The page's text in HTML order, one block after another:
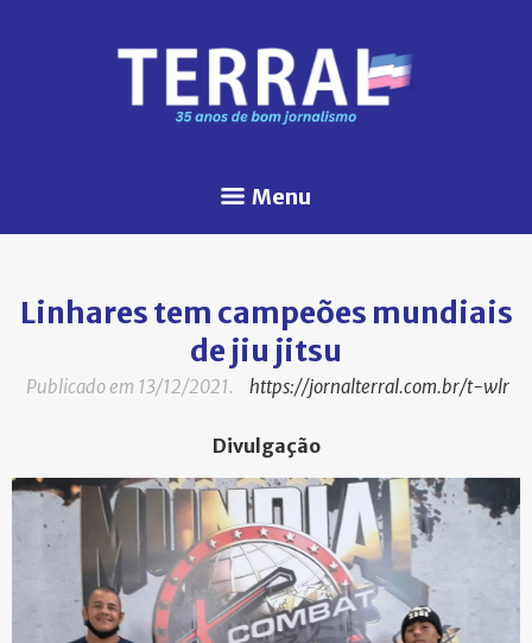
Menu
Linhares tem campeões mundiais
de jiu jitsu
Publicado em 13/12/2021. https://jornalterral.com.br/t-wlr
Divulgação